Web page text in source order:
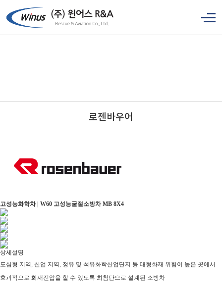
로젠바우어
고성능화학차 | W60 고성능굴절소방차 MB 8X4
상세설명
도심형 지역, 산업 지역, 정유 및 석유화학산업단지 등 대형화재 위험이 높은 곳에서
효과적으로 화재진압을 할 수 있도록 최첨단으로 설계된 소방차